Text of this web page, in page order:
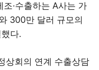
·수출하는 A사는 가
300만 달러 규모의
다.
상회의 연계 수출상담